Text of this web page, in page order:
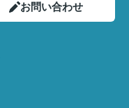
お問い合わせ